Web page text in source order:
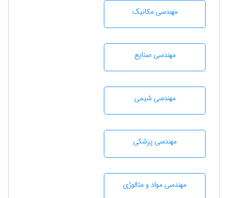
مهندسی مکانیک
مهندسی صنايع
مهندسي شيمی
مهندسی پزشکی
مهندسی مواد و متالوژی